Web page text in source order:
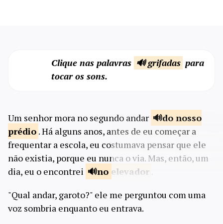
Clique nas palavras 🔊 grifadas para
tocar os sons.
Um senhor mora no segundo andar
do nosso
prédio . Há alguns anos, antes de eu começar a
frequentar a escola, eu costumava pensar que ele
não existia, porque eu nunca o via. Mas, então, um
dia, eu o encontrei
no elevador .
"Qual andar, garoto?" ele me perguntou com uma
voz sombria enquanto eu entrava.